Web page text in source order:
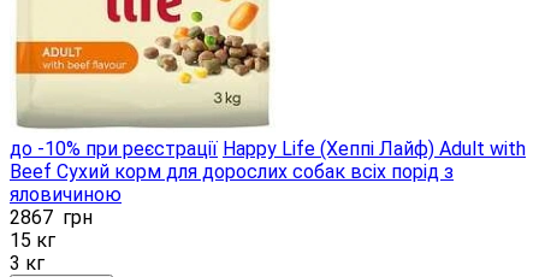
до -10% при реєстрації Happy Life (Хеппі Лайф) Adult with
Beef Сухий корм для дорослих собак всіх порід з
яловичиною
2867 грн
15 кг
3 кг